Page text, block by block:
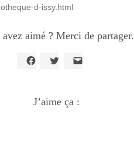
d-issy.html
avez aimé ? Merci de partager.
Facebook(ouvre
dans
Twitter(ouvre
dans
lien
par
J’aime ça :